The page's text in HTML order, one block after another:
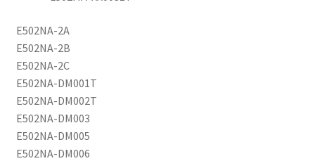
E502NA-2A
E502NA-2B
E502NA-2C
E502NA-DM001T
E502NA-DM002T
E502NA-DM003
E502NA-DM005
E502NA-DM006